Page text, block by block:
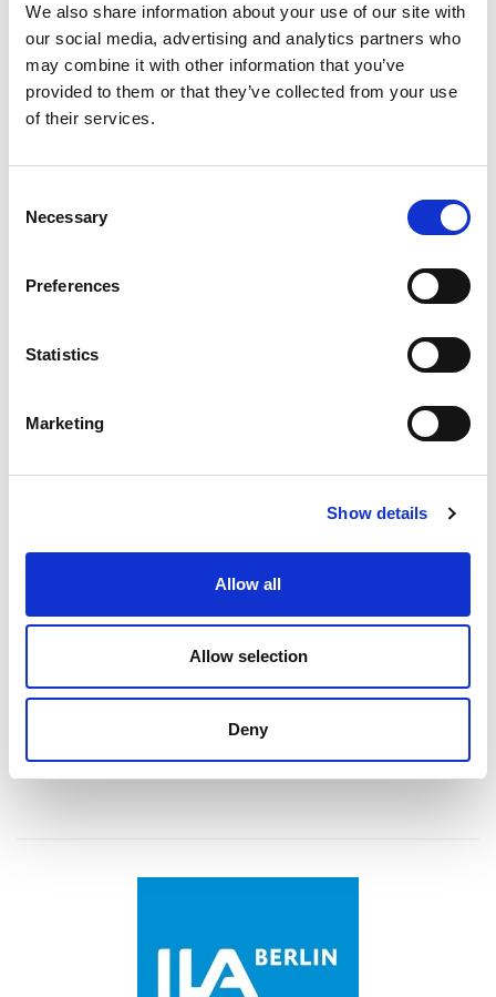
We also share information about your use of our site with
our social media, advertising and analytics partners who
may combine it with other information that you’ve
provided to them or that they’ve collected from your use
of their services.
Selection
Necessary
Preferences
Statistics
Marketing
Show details
Allow all
Allow selection
Deny
AMUG
March 15-19, 2026
April 14-16, 2026
Boston, MA, USA
詳細情報